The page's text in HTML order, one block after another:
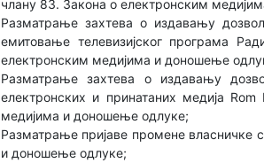
члану 83. Закона о електронским
Разматрање захтева о издавању
емитовање телевизијског програма
електронским медијима и доношење
Разматрање захтева о издавању
електронских и принатаних медија
медијима и доношење одлуке;
Разматрање пријавe промене власничке
и доношење одлуке;